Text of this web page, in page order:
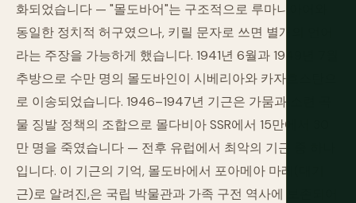
화되었습니다 — "몰도바어"는 구조적으로 루마니아어와
동일한 정치적 허구였으나, 키릴 문자로 쓰면 별개의 언어
라는 주장을 가능하게 했습니다. 1941년 6월과 1949년 7월
추방으로 수만 명의 몰도바인이 시베리아와 카자흐스탄으
로 이송되었습니다. 1946–1947년 기근은 가뭄과 소련 곡
물 징발 정책의 조합으로 몰다비아 SSR에서 15만에서 30
만 명을 죽였습니다 — 전후 유럽에서 최악의 기근 중 하나
입니다. 이 기근의 기억, 몰도바에서 포아메아 마레(대기
근)로 알려진,은 국립 박물관과 가족 구전 역사에 보존되어